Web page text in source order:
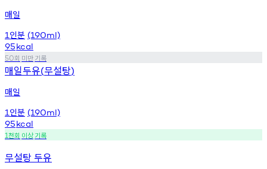
매일
1 인분 (190ml)
95kcal
50회 미만기록
매일두유(무설탕)
매일
1 인분 (190ml)
95kcal
1천회 이상기록
무설탕 두유